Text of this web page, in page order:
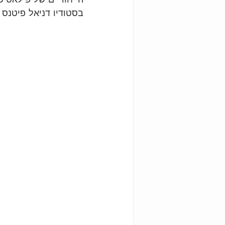
בסטודיו דניאל פיטנס